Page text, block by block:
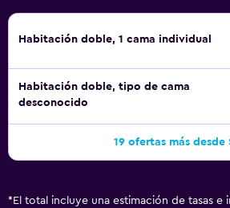
Habitación doble, 1 cama individual
Habitación doble, tipo de cama
desconocido
19 ofertas más desde
* El total incluye una estimación de tasas e